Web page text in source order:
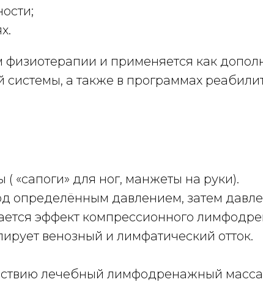
и применяется как
а также в программах
«сапоги» для ног, манжеты на руки).
определённым давлением, затем
эффект компрессионного
венозный и лимфатический отток.
лечебный лимфодренажный